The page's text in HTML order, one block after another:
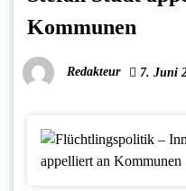
Kommunen
Redakteur 7. Juni